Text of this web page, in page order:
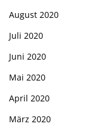
August 2020
Juli 2020
Juni 2020
Mai 2020
April 2020
März 2020